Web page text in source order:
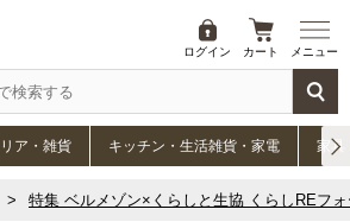
ログイン カート メニュー
ア・雑貨 キッチン・生活雑貨・家電 家具
特集 ベルメゾン×くらしと生協 くらしREフ